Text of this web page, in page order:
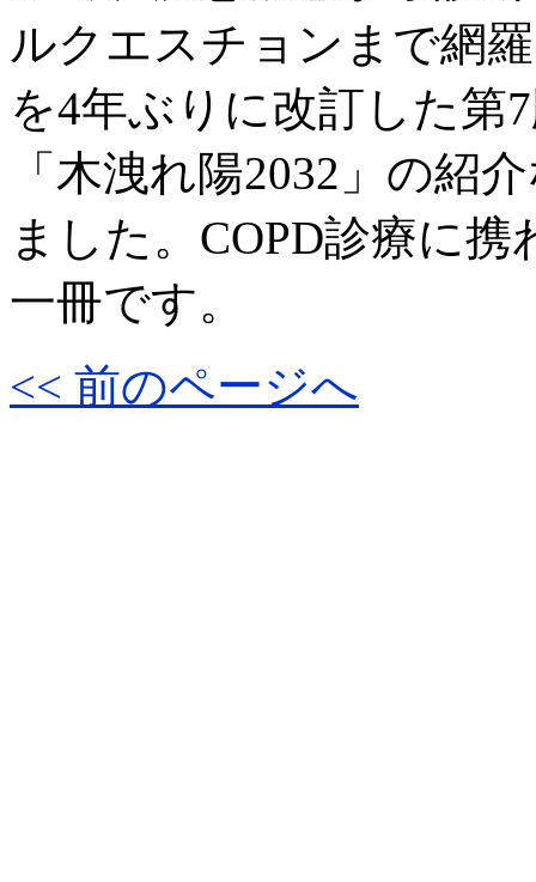
ルクエスチョンまで網
を4年ぶりに改訂した第
「木洩れ陽2032」の紹
ました。COPD診療に
一冊です。
<< 前のページへ